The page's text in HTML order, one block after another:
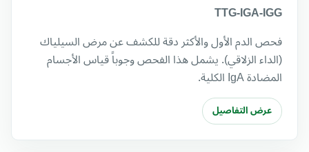
TTG-IGA-IGG
فحص الدم الأول والأكثر دقة للكشف عن مرض السيلياك
(الداء الزلاقي). يشمل هذا الفحص وجوباً قياس الأجسام
المضادة IgA الكلية.
عرض التفاصيل